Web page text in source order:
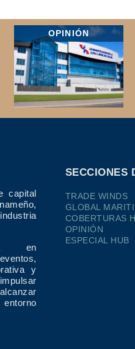
OPINIÓN
capital
en
y
SECCIONES
TRADE WINDS
GLOBAL
COBERTURAS
OPINIÓN
ESPECIAL HUB